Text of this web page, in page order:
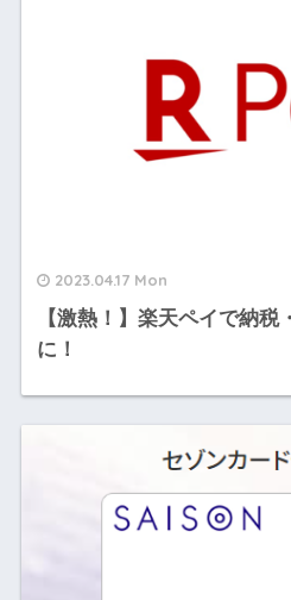
2023.04.17 Mon
【激熱！】楽天ペイで納
に！